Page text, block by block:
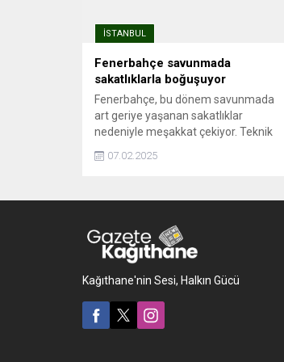
İSTANBUL
Fenerbahçe savunmada
sakatlıklarla boğuşuyor
Fenerbahçe, bu dönem savunmada
art geriye yaşanan sakatlıklar
nedeniyle meşakkat çekiyor. Teknik
yeni döneme stoperde Rodrigo Becao,
07.02.2025
Kağıthane'nin Sesi, Halkın Gücü